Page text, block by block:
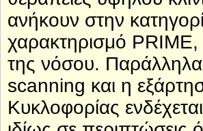
ανήκουν στην
χαρακτηρισμό PRIME,
της νόσου.
scanning και η
Κυκλοφορίας